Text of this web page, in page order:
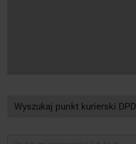
Wyszukaj punkt kurierski DPD